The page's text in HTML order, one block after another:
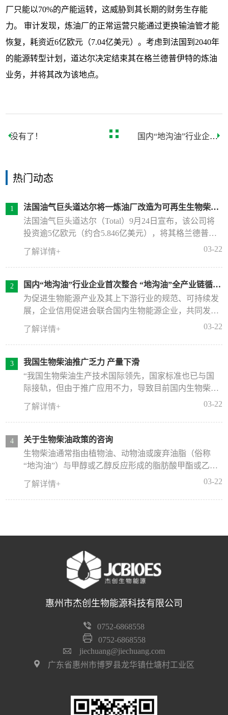
厂只能以70%的产能运转，这威胁到其长期的财务生存能
力。 审计发现，炼油厂的正常运营只能通过更换输油管才能
恢复，耗资近6亿欧元（7.04亿美元）。考虑到法国到2040年
的能源转型计划，道达尔决定结束其在格兰德普伊特的炼油
业务，并将其改为该地点。
没有了！
国内“地沟油”行业企业
热门动态
法国油气巨头道达尔将一炼油厂改造为可再生生物柴油
工厂
法国油气巨头道达尔（Total）9月24日宣布，该公司将
投资逾5亿欧元（约合5.846亿美元），将其格兰德普伊
特（Grandpuits）炼油厂改造成一家可再生柴油厂，加工
动物脂肪和废弃的食用油。
了解详情+ 03-22
国内“地沟油”行业企业首次整合 “地沟油”全产业链循环
利用
为促进生物能源产业及其上下游行业的规范、可持续发
展，企业信用促进会联合国内生物能源企业，共同发起
成立了生物能源专业委员会(以下简称“专委会”)，并于1
2月26召开了专委会成立大会。据介绍，该专委会的成
立旨在为生物能源产业的发展搭建信用服务平台、政企
沟通平台、技术推广平台、资源整合等，以更好地整合
资源，促进生物能源行业的持续健康发展。会议期间，
由北京市6家拥有餐厨废弃油脂收运行政许可的正规“地
公司(以下简称“绿鲸环境”)宣布正式成立，这是是国内
“地沟油”行业企业的首次整合。
了解详情+ 03-22
我国生物柴油推广乏力 产量下滑
“我国生物柴油生产技术国际领先，国家标准也已与国
际接轨，但由于推广应用不力，导致目前国内生物柴油
产量呈逐年下滑态势，中国作为世界第二大经济体，国
内生物柴油使用规模不仅远不及欧美等国，与拉丁美洲
国家如阿根廷相比也有相当大的差距。”8月1日，中国
石化石油化工科学研究院教授级高级工程师蔺建民在北
京清洁燃料行业协会生物柴油分会成立大会上说。
了解详情+ 03-22
关于生物柴油政策的咨询
生物柴油通常指由植物油、动物油或废弃油脂（俗称
“地沟油”）与甲醇或乙醇反应形成的脂肪酸甲酯或乙
酯，也称BD100生物柴油，具有十六烷值高、低硫、无
芳烃等特点，可作为车用柴油调和组分，是国际公认的
可再生清洁燃料。
了解详情+ 03-22
惠州市杰创生物能源科技有限公司
0752-6868558
0752-6868558
jiechuang@jiechuang.com
广东省惠州市博罗县龙华镇仕塘村工业区